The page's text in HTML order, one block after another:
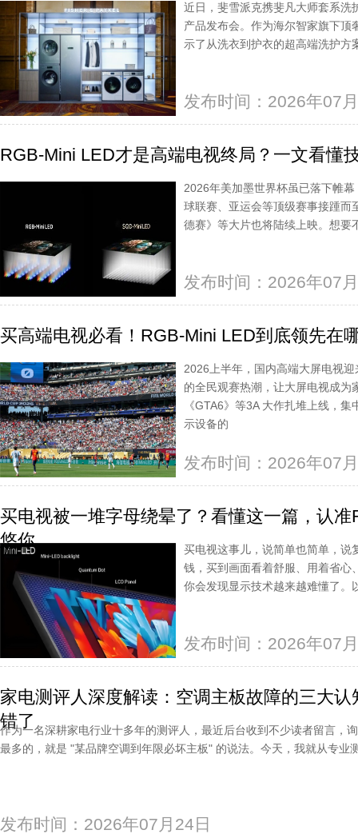
近日，斐雪派克携斐凡大师套系洗
产品发布会。作为海尔智家旗下顶
示了从洗衣到护衣的超高端洗护方
发布时间：2026年07
RGB-Mini LED才是高端电视终局？一文看懂
2026年美加墨世界杯虽已落下帷
球联赛、亚运会等顶级赛事接踵而
德赛》等大片也将陆续上映。想要
发布时间：2026年07
买高端电视必看！RGB-Mini LED到底领先在
2026上半年，国内高端大屏电视
的全民观赛热潮，让大屏电视成为
《GTA6》等3A 大作扎堆上线，
示设备的
发布时间：2026年07
买电视被一堆字母绕晕了？看懂这一篇，认
悠你
买电视这事儿，说简单也简单，
钱，买到画面看着舒服、用着省心
你会发现显示技术越来越难懂了。
发布时间：2026年07
家电测评人深度解读：空调主板故障的三大
错了
作为一名深耕家电行业十多年的测评人，最近后台收到不少读者留言，
最多的，就是 "某品牌空调到年限必坏主板" 的说法。今天，我就从专业
发布时间：2026年07月24日